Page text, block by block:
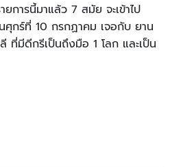
การนี้มาแล้ว 7 สมัย จะเข้าไป
ศุกร์ที่ 10 กรกฏาคม เจอกับ ยาน
ที่มีดีกรีเป็นถึงมือ 1 โลก และเป็น